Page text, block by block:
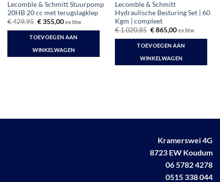
Lecomble & Schmitt Stuurpomp
20HB 20 cc met terugslagklep
€429,95 Oorspronkelijke
was:
€ 429,95.
€355,00Huidige
is:
€ 355,00.
ex btw
TOEVOEGEN AAN
WINKELWAGEN
Lecomble & Schmitt
Hydraulische Besturing Set | 60
Kgm | compleet
€1.020,85 Oorspronkelijke
was:
€ 1.020,85.
€865,00Huidige
is:
€ 865,00.
ex btw
TOEVOEGEN AAN
WINKELWAGEN
Kramerswei 4G
8723 EW Koudum
06 5782 4278
0515 338 044